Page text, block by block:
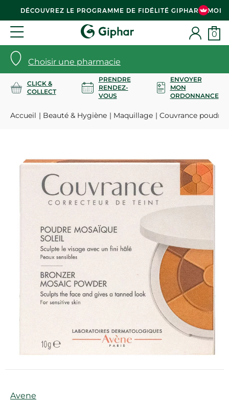
DÉCOUVREZ LE PROGRAMME DE FIDÉLITÉ GIPHAR & MOI
Choisir une pharmacie
0
CLICK &
COLLECT
PRENDRE
RENDEZ-
VOUS
ENVOYER
MON
ORDONNANCE
Accueil Beauté & Hygiène Maquillage Couvrance poudre
Marque
Avene